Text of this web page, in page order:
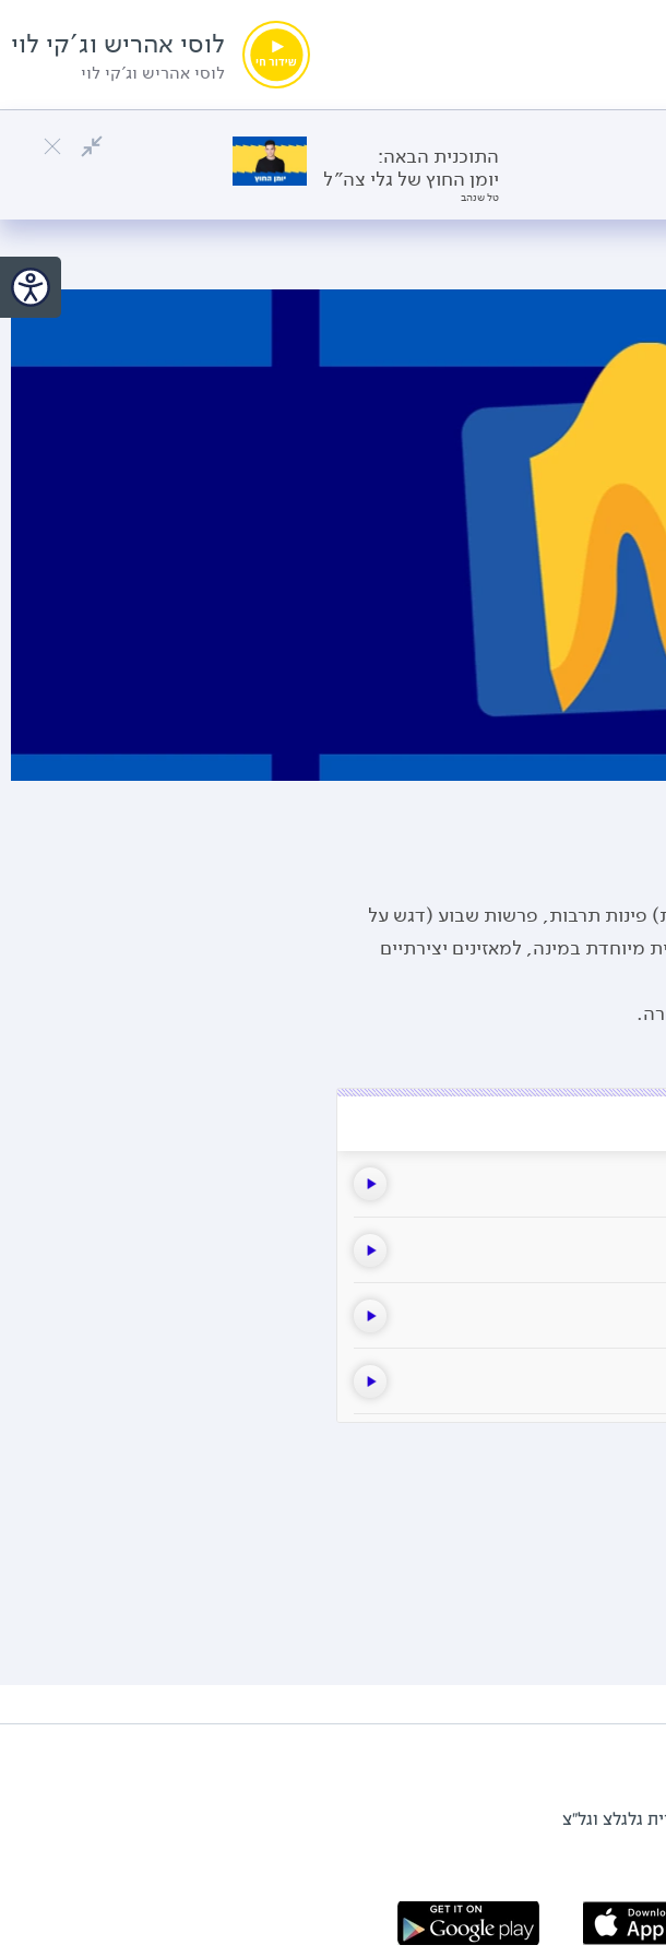
לוסי אהריש וג'קי לוי
לוסי אהריש וג'קי לוי
התוכנית הבאה:
יומן החוץ של גלי צה״ל
טל שנהב
פינות תרבות, פרשות שבוע (דגש על
מיוחדת במינה, למאזינים יצירתיים
גלגלצ וגל"צ